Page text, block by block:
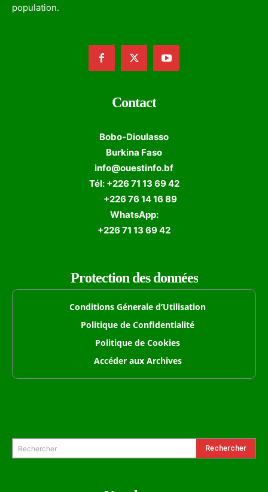
population.
Contact
Bobo-Dioulasso
Burkina Faso
info@ouestinfo.bf
Tél: +226 71 13 69 42
+226 76 14 16 89
WhatsApp:
+226 71 13 69 42
Protection des données
Conditions Génerale d’Utilisation
Politique de Confidentialité
Politique de Cookies
Accéder aux Archives
Rechercher Rechercher